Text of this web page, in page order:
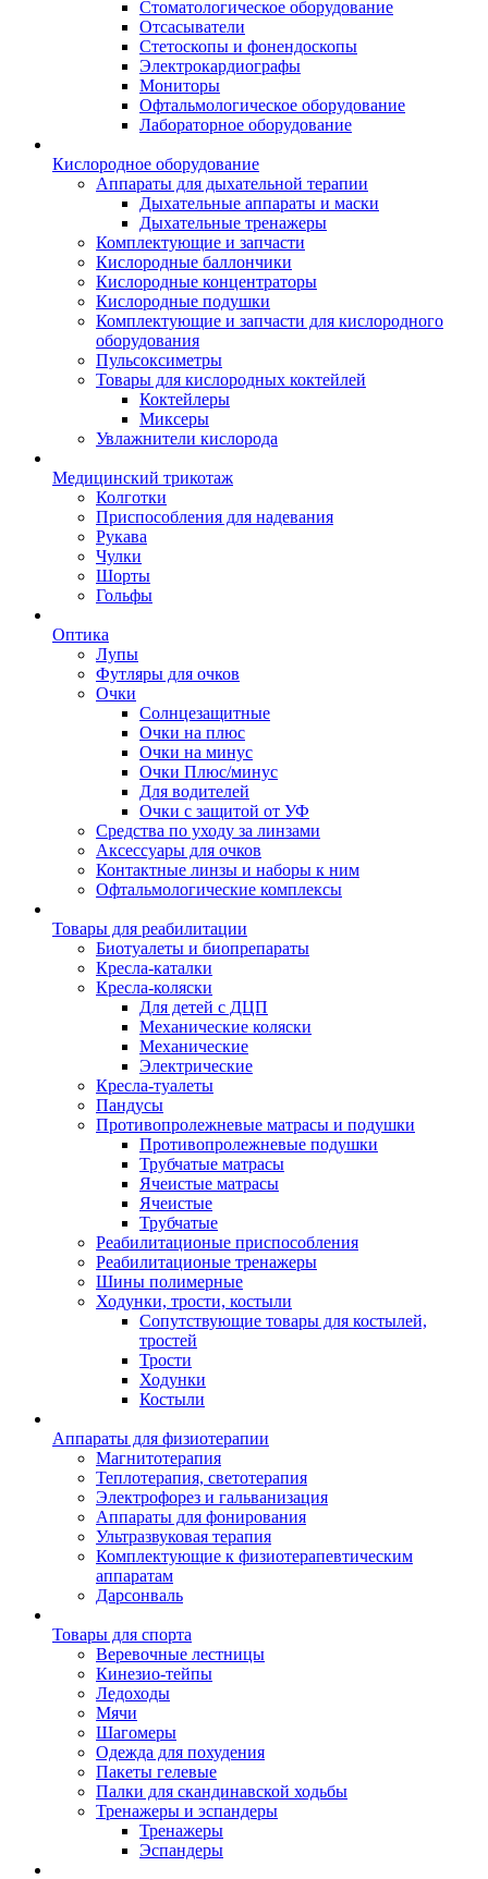
Стоматологическое оборудование
Отсасыватели
Стетоскопы и фонендоскопы
Электрокардиографы
Мониторы
Офтальмологическое оборудование
Лабораторное оборудование
Кислородное оборудование
Аппараты для дыхательной терапии
Дыхательные аппараты и маски
Дыхательные тренажеры
Комплектующие и запчасти
Кислородные баллончики
Кислородные концентраторы
Кислородные подушки
Комплектующие и запчасти для кислородного
оборудования
Пульсоксиметры
Товары для кислородных коктейлей
Коктейлеры
Миксеры
Увлажнители кислорода
Медицинский трикотаж
Колготки
Приспособления для надевания
Рукава
Чулки
Шорты
Гольфы
Оптика
Лупы
Футляры для очков
Очки
Солнцезащитные
Очки на плюс
Очки на минус
Очки Плюс/минус
Для водителей
Очки с защитой от УФ
Средства по уходу за линзами
Аксессуары для очков
Контактные линзы и наборы к ним
Офтальмологические комплексы
Товары для реабилитации
Биотуалеты и биопрепараты
Кресла-каталки
Кресла-коляски
Для детей с ДЦП
Механические коляски
Механические
Электрические
Кресла-туалеты
Пандусы
Противопролежневые матрасы и подушки
Противопролежневые подушки
Трубчатые матрасы
Ячеистые матрасы
Ячеистые
Трубчатые
Реабилитационые приспособления
Реабилитационые тренажеры
Шины полимерные
Ходунки, трости, костыли
Сопутствующие товары для костылей,
тростей
Трости
Ходунки
Костыли
Аппараты для физиотерапии
Магнитотерапия
Теплотерапия, светотерапия
Электрофорез и гальванизация
Аппараты для фонирования
Ультразвуковая терапия
Комплектующие к физиотерапевтическим
аппаратам
Дарсонваль
Товары для спорта
Веревочные лестницы
Кинезио-тейпы
Ледоходы
Мячи
Шагомеры
Одежда для похудения
Пакеты гелевые
Палки для скандинавской ходьбы
Тренажеры и эспандеры
Тренажеры
Эспандеры